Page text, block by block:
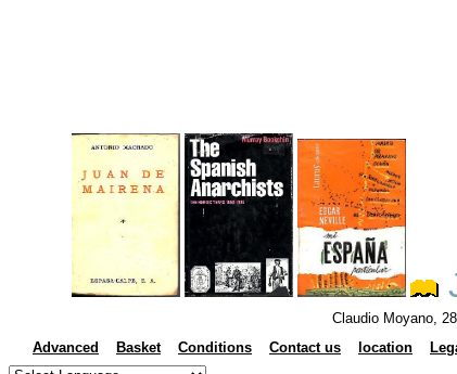
Claudio Moyano,
Advanced Basket Conditions Contact us location